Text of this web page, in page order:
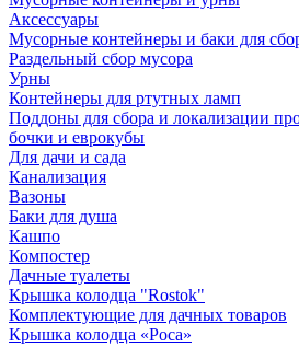
Аксессуары
Мусорные контейнеры и баки для
Раздельный сбор мусора
Урны
Контейнеры для ртутных ламп
Поддоны для сбора и локализации
бочки и еврокубы
Для дачи и сада
Канализация
Вазоны
Баки для душа
Кашпо
Компостер
Дачные туалеты
Крышка колодца "Rostok"
Комплектующие для дачных товаров
Крышка колодца «Роса»